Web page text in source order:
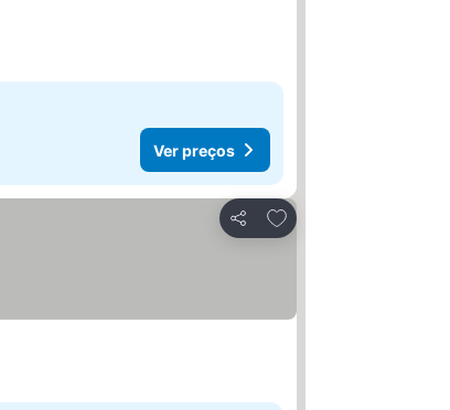
Ver preços
Partilhar
Adicionar aos favoritos